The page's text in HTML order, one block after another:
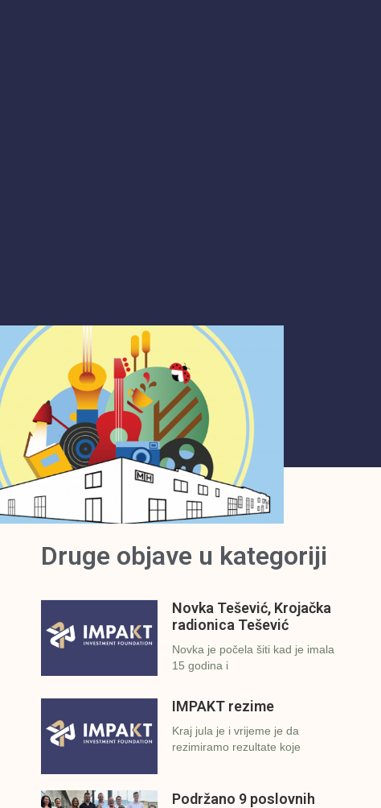
Druge objave u kategoriji
Novka Tešević, Krojačka
radionica Tešević
Novka je počela šiti kad je imala
15 godina i
IMPAKT rezime
Kraj jula je i vrijeme je da
rezimiramo rezultate koje
Podržano 9 poslovnih